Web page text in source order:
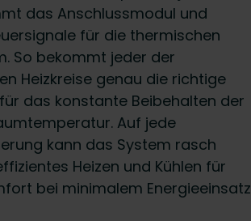
das Anschlussmodul und
für die thermischen
So bekommt jeder der
Heizkreise genau die richtige
das konstante Beibehalten der
Auf jede
kann das System rasch
Heizen und Kühlen für
bei minimalem Energieeinsatz